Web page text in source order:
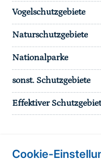
Cookie-
Vogelschutzgebiete
Naturschutzgebiete
Nationalparke
sonst. Schutzgebiete
Effektiver
Informationen